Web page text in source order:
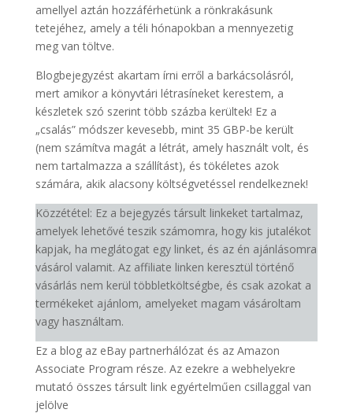
amellyel aztán hozzáférhetünk a rönkrakásunk
tetejéhez, amely a téli hónapokban a mennyezetig
meg van töltve.
Blogbejegyzést akartam írni erről a barkácsolásról,
mert amikor a könyvtári létrasíneket kerestem, a
készletek szó szerint több százba kerültek! Ez a
„csalás” módszer kevesebb, mint 35 GBP-be került
(nem számítva magát a létrát, amely használt volt, és
nem tartalmazza a szállítást), és tökéletes azok
számára, akik alacsony költségvetéssel rendelkeznek!
Közzététel: Ez a bejegyzés társult linkeket tartalmaz,
amelyek lehetővé teszik számomra, hogy kis jutalékot
kapjak, ha meglátogat egy linket, és az én ajánlásomra
vásárol valamit. Az affiliate linken keresztül történő
vásárlás nem kerül többletköltségbe, és csak azokat a
termékeket ajánlom, amelyeket magam vásároltam
vagy használtam.
Ez a blog az eBay partnerhálózat és az Amazon
Associate Program része. Az ezekre a webhelyekre
mutató összes társult link egyértelműen csillaggal van
jelölve